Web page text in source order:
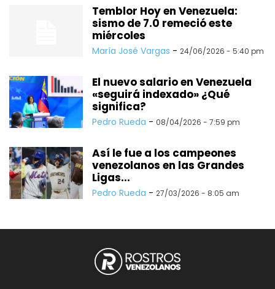
Temblor Hoy en Venezuela:
sismo de 7.0 remeció este
miércoles
María José Vargas - 24/06/2026 - 5:40 pm
El nuevo salario en Venezuela
«seguirá indexado» ¿Qué
significa?
Pedro Rueda - 08/04/2026 - 7:59 pm
Así le fue a los campeones
venezolanos en las Grandes
Ligas...
Pedro Rueda - 27/03/2026 - 8:05 am